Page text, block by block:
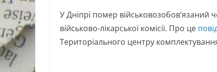
У Дніпрі помер військовозобов’язаний
військово-лікарської комісії. Про це
Територіального центру